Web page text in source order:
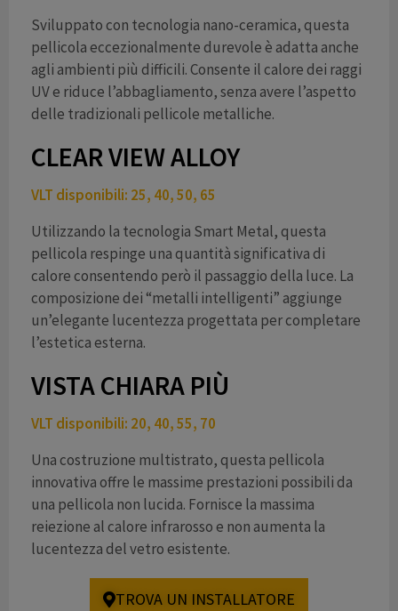
e
o
Sviluppato con tecnologia nano-ceramica, questa
pellicola eccezionalmente durevole è adatta anche
agli ambienti più difficili. Consente il calore dei raggi
UV e riduce l’abbagliamento, senza avere l’aspetto
delle tradizionali pellicole metalliche.
CLEAR VIEW ALLOY
VLT disponibili: 25, 40, 50, 65
Utilizzando la tecnologia Smart Metal, questa
pellicola respinge una quantità significativa di
calore consentendo però il passaggio della luce. La
composizione dei “metalli intelligenti” aggiunge
un’elegante lucentezza progettata per completare
l’estetica esterna.
VISTA CHIARA PIÙ
VLT disponibili: 20, 40, 55, 70
Una costruzione multistrato, questa pellicola
innovativa offre le massime prestazioni possibili da
una pellicola non lucida. Fornisce la massima
reiezione al calore infrarosso e non aumenta la
lucentezza del vetro esistente.
TROVA UN INSTALLATORE